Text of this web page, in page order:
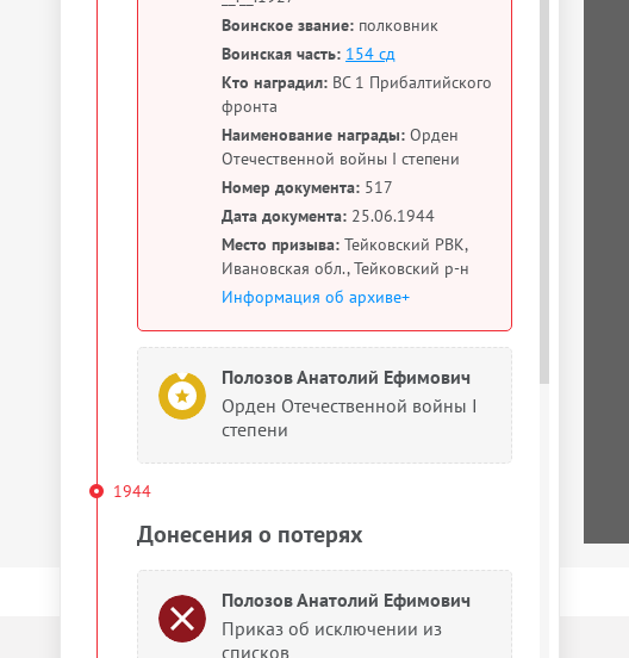
Воинское звание: полковник
Воинская часть: 154 сд
Кто наградил: ВС 1 Прибалтийского
фронта
Наименование награды: Орден
Отечественной войны I степени
Номер документа: 517
Дата документа: 25.06.1944
Место призыва: Тейковский РВК,
Ивановская обл., Тейковский р-н
Информация об архиве+
Полозов Анатолий Ефимович
Орден Отечественной войны I
степени
1944
Донесения о потерях
Полозов Анатолий Ефимович
Приказ об исключении из
списков